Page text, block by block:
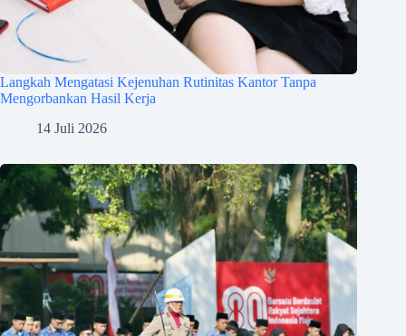
Langkah Mengatasi Kejenuhan Rutinitas Kantor Tanpa
Mengorbankan Hasil Kerja
14 Juli 2026